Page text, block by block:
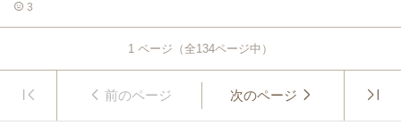
3
1 ページ（全134ページ中）
前のページ 次のページ